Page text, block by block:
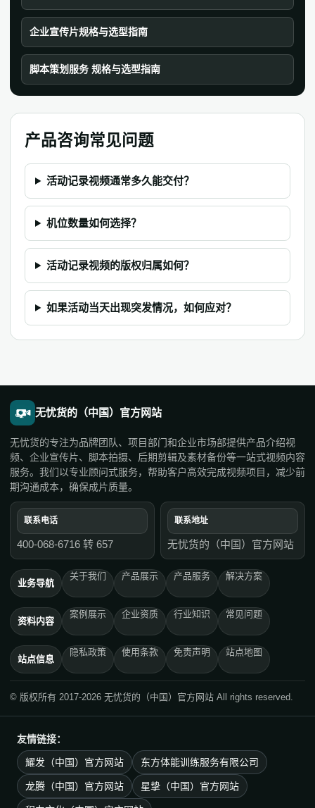
企业宣传片规格与选型指南
脚本策划服务 规格与选型指南
产品咨询常见问题
活动记录视频通常多久能交付？
机位数量如何选择？
活动记录视频的版权归属如何？
如果活动当天出现突发情况，如何应对？
无忧货的（中国）官方网站
无忧货的专注为品牌团队、项目部门和企业市场部提供产品介绍视
频、企业宣传片、脚本拍摄、后期剪辑及素材备份等一站式视频内容
服务。我们以专业顾问式服务，帮助客户高效完成视频项目，减少前
期沟通成本，确保成片质量。
联系电话
400-068-6716 转 657
联系地址
无忧货的（中国）官方网站
业务导航
关于我们 产品展示 产品服务 解决方案
资料内容
案例展示 企业资质 行业知识 常见问题
站点信息
隐私政策 使用条款 免责声明 站点地图
© 版权所有 2017-2026 无忧货的（中国）官方网站 All rights reserved.
友情链接：
耀发（中国）官方网站 东方体能训练服务有限公司
龙腾（中国）官方网站 星挚（中国）官方网站